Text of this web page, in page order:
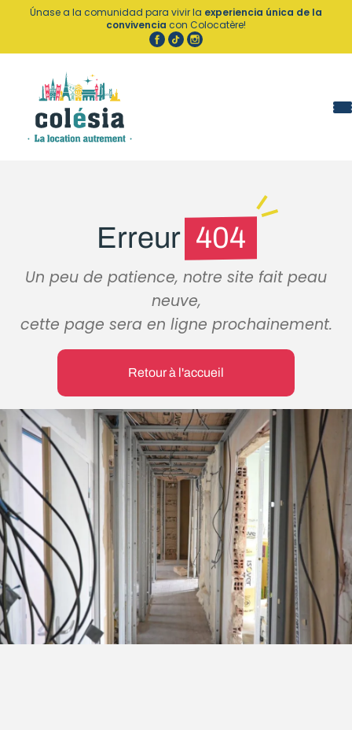
Panel de gestión de cookies
Únase a la comunidad para vivir la experiencia única de la
convivencia con Colocatère!
Erreur 404
Un peu de patience, notre site fait peau
neuve,
cette page sera en ligne prochainement.
Retour à l'accueil